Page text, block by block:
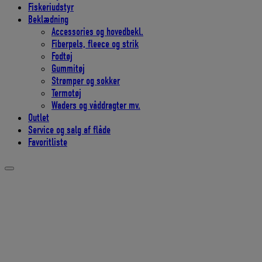
Fiskeriudstyr
Beklædning
Accessories og hovedbekl.
Fiberpels, fleece og strik
Fodtøj
Gummitøj
Strømper og sokker
Termotøj
Waders og våddragter mv.
Outlet
Service og salg af flåde
Favoritliste